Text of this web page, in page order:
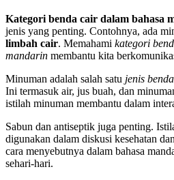
Kategori benda cair dalam bahasa
jenis yang penting. Contohnya, ada
limbah cair. Memahami kategori
mandarin membantu kita
Minuman adalah salah satu jenis
Ini termasuk air, jus buah, dan
istilah minuman membantu dalam
Sabun dan antiseptik juga penting.
digunakan dalam diskusi kesehatan
cara menyebutnya dalam bahasa
sehari-hari.